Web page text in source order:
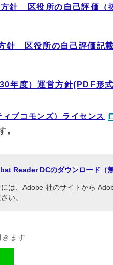
針 区役所の自己評価（
針 区役所の自己評価記
年度）運営方針(PDF形
ブコモンズ）ライセンス
。
Reader DCのダウンロード（無
は、Adobe 社のサイトから
い。
ます